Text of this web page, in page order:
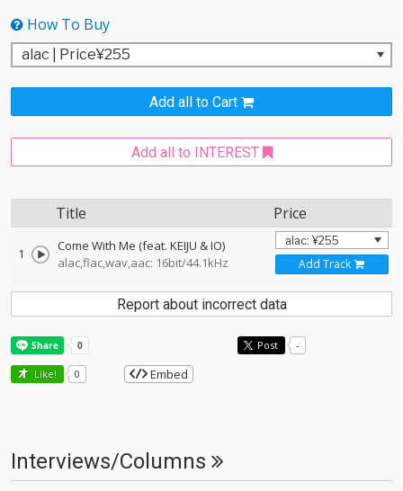
How To Buy
Add all to Cart
Add all to INTEREST
Title Price
1
Come With Me (feat. KEIJU & IO)
alac,flac,wav,aac: 16bit/44.1kHz
Add Track
Report about incorrect data
Post -
Like! 0 Embed
Interviews/Columns